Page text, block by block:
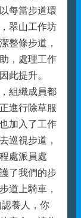
每當步道環
翠山工作坊
整條步道，
，處理工作
此提升。
組織成員都
進行除草服
加入了工作
巡視步道，
處派員處
了我們的步
道上騎車，
養人，你